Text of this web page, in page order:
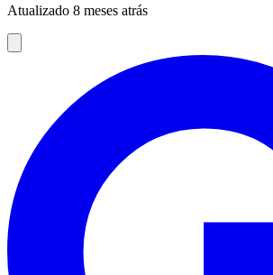
Atualizado 8 meses atrás